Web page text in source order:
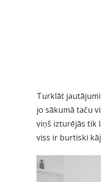
Turklāt
jo sākumā taču
viņš izturējās tik
viss ir burtiski